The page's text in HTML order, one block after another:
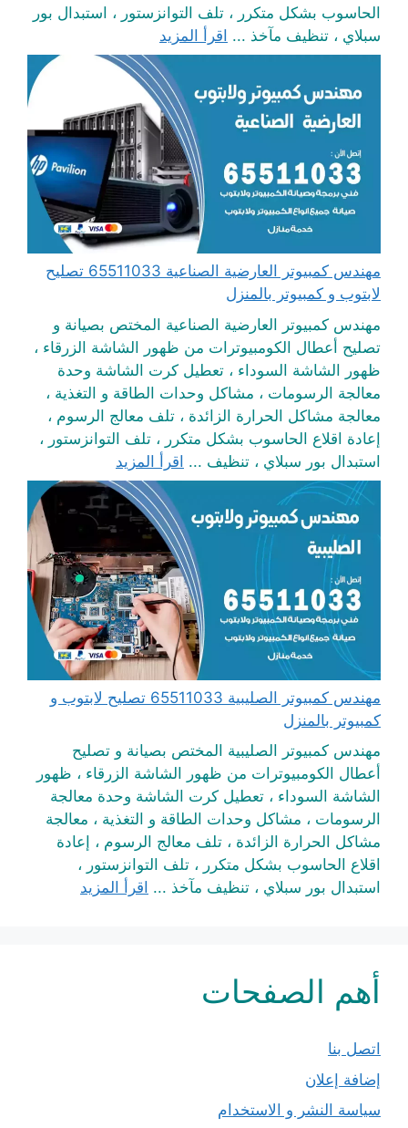
الحاسوب بشكل متكرر ، تلف التوانزستور ، استبدال بور
سبلاي ، تنظيف مآخذ ... اقرأ المزيد
مهندس كمبيوتر العارضية الصناعية 65511033 تصليح
لابتوب و كمبيوتر بالمنزل
مهندس كمبيوتر العارضية الصناعية المختص بصيانة و
تصليح أعطال الكومبيوترات من ظهور الشاشة الزرقاء ،
ظهور الشاشة السوداء ، تعطيل كرت الشاشة وحدة
معالجة الرسومات ، مشاكل وحدات الطاقة و التغذية ،
معالجة مشاكل الحرارة الزائدة ، تلف معالج الرسوم ،
إعادة اقلاع الحاسوب بشكل متكرر ، تلف التوانزستور ،
استبدال بور سبلاي ، تنظيف ... اقرأ المزيد
مهندس كمبيوتر الصليبية 65511033 تصليح لابتوب و
كمبيوتر بالمنزل
مهندس كمبيوتر الصليبية المختص بصيانة و تصليح
أعطال الكومبيوترات من ظهور الشاشة الزرقاء ، ظهور
الشاشة السوداء ، تعطيل كرت الشاشة وحدة معالجة
الرسومات ، مشاكل وحدات الطاقة و التغذية ، معالجة
مشاكل الحرارة الزائدة ، تلف معالج الرسوم ، إعادة
اقلاع الحاسوب بشكل متكرر ، تلف التوانزستور ،
استبدال بور سبلاي ، تنظيف مآخذ ... اقرأ المزيد
أهم الصفحات
اتصل بنا
إضافة إعلان
سياسة النشر و الاستخدام